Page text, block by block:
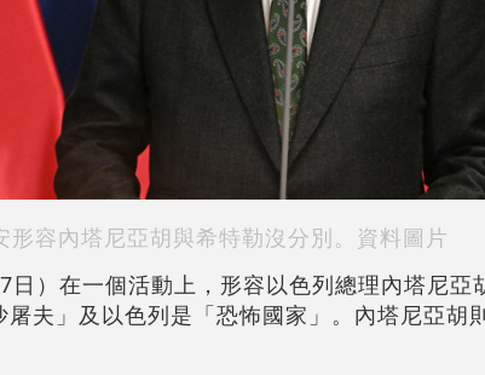
形容內塔尼亞胡與希特勒沒分別。資料圖片
日）在一個活動上，形容以色列總理內塔尼亞
夫」及以色列是「恐怖國家」。內塔尼亞胡